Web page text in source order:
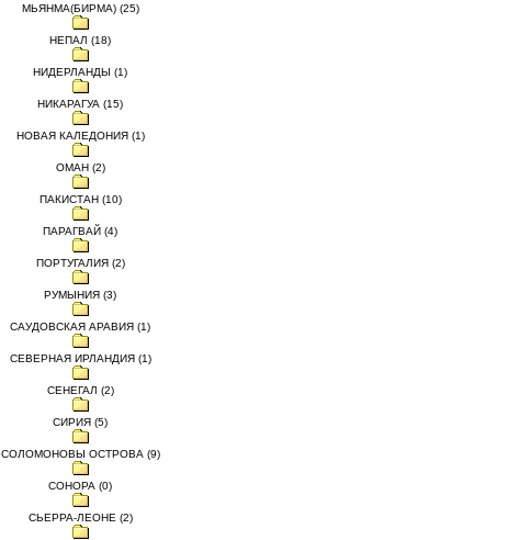
МЬЯНМА(БИРМА) (25)
НЕПАЛ (18)
НИДЕРЛАНДЫ (1)
НИКАРАГУА (15)
НОВАЯ КАЛЕДОНИЯ (1)
ОМАН (2)
ПАКИСТАН (10)
ПАРАГВАЙ (4)
ПОРТУГАЛИЯ (2)
РУМЫНИЯ (3)
САУДОВСКАЯ АРАВИЯ (1)
СЕВЕРНАЯ ИРЛАНДИЯ (1)
СЕНЕГАЛ (2)
СИРИЯ (5)
СОЛОМОНОВЫ ОСТРОВА (9)
СОНОРА (0)
СЬЕРРА-ЛЕОНЕ (2)